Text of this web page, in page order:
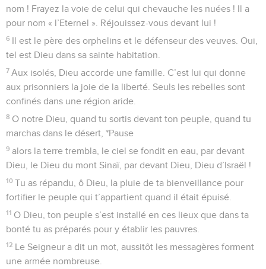
nom ! Frayez la voie de celui qui chevauche les nuées ! Il a
pour nom « l’Eternel ». Réjouissez-vous devant lui !
6 Il est le père des orphelins et le défenseur des veuves. Oui,
tel est Dieu dans sa sainte habitation.
7 Aux isolés, Dieu accorde une famille. C’est lui qui donne
aux prisonniers la joie de la liberté. Seuls les rebelles sont
confinés dans une région aride.
8 O notre Dieu, quand tu sortis devant ton peuple, quand tu
marchas dans le désert, *Pause
9 alors la terre trembla, le ciel se fondit en eau, par devant
Dieu, le Dieu du mont Sinaï, par devant Dieu, Dieu d’Israël !
10 Tu as répandu, ô Dieu, la pluie de ta bienveillance pour
fortifier le peuple qui t’appartient quand il était épuisé.
11 O Dieu, ton peuple s’est installé en ces lieux que dans ta
bonté tu as préparés pour y établir les pauvres.
12 Le Seigneur a dit un mot, aussitôt les messagères forment
une armée nombreuse.